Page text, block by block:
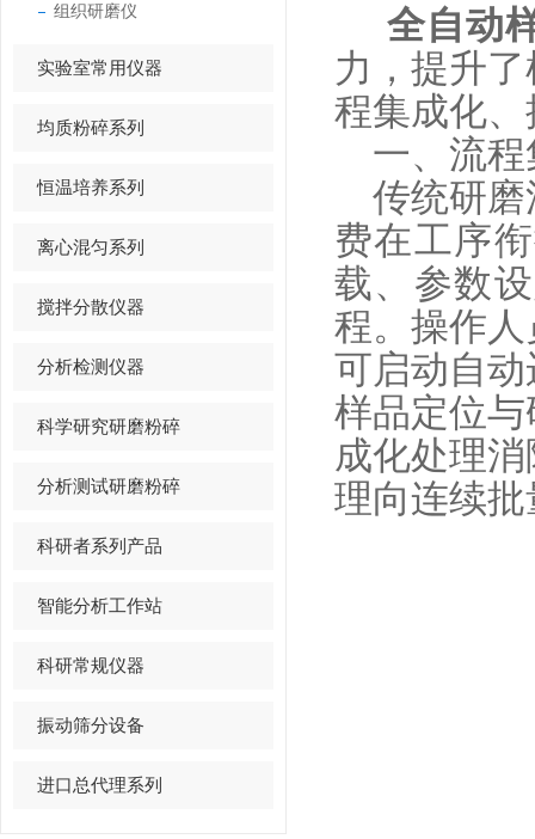
组织研磨仪
实验室常用仪器
均质粉碎系列
恒温培养系列
离心混匀系列
搅拌分散仪器
分析检测仪器
科学研究研磨粉碎
分析测试研磨粉碎
科研者系列产品
智能分析工作站
科研常规仪器
振动筛分设备
进口总代理系列
全自动
力，提升
程集成化
一、流程
传统研磨
费在工序
载、参数
程。操作
可启动自
样品定位
成化处理
理向连续